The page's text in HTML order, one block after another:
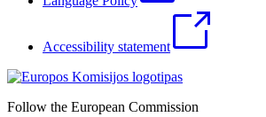
Accessibility statement
Follow the European Commission